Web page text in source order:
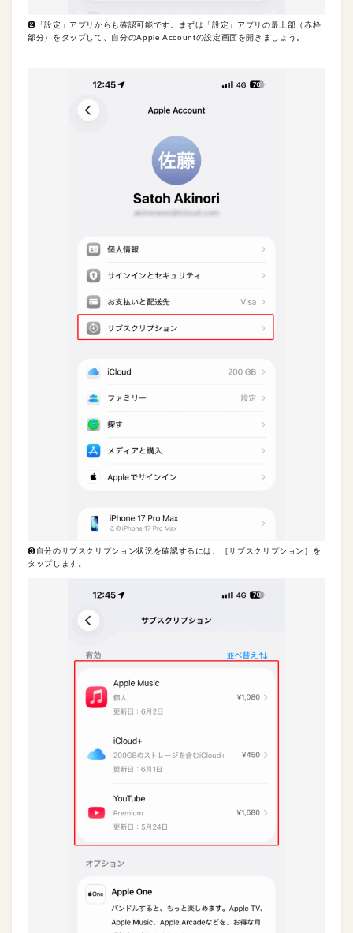
❷「設定」アプリからも確認可能です。まずは「設定」アプリの最上部（赤枠
部分）をタップして、自分のApple Accountの設定画面を開きましょう。
❸自分のサブスクリプション状況を確認するには、［サブスクリプション］を
タップします。